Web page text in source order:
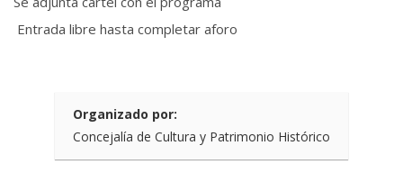
Entrada libre hasta completar aforo
Organizado por:
Concejalía de Cultura y Patrimonio Histórico